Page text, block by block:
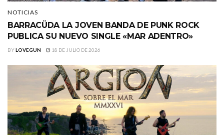
NOTICIAS
BARRACÜDA LA JOVEN BANDA DE PUNK ROCK
PUBLICA SU NUEVO SINGLE «MAR ADENTRO»
BYLOVEGUN 18 DE JULIO DE 2026